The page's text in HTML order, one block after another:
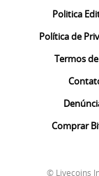
Politica
Política de
Termos
Comprar
© Livecoins